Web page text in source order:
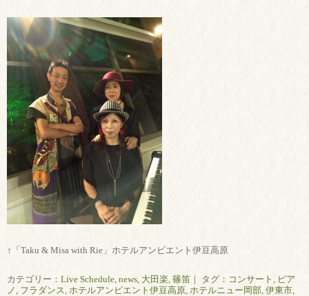
↑「Taku & Misa with Rie」ホテルアンビエント伊豆高原
カテゴリー： Live Schedule news 大田楽 篠笛 ｜ タグ： コンサート
ピア
ノ フラダンス ホテルアンビエント伊豆高原 ホテルニュー岡部 伊東市